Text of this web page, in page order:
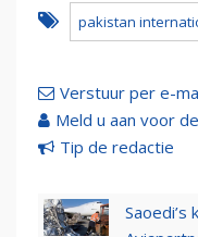
pakistan
Verstuur per e-
Meld u aan voor
Tip de redactie
Saoedi’s